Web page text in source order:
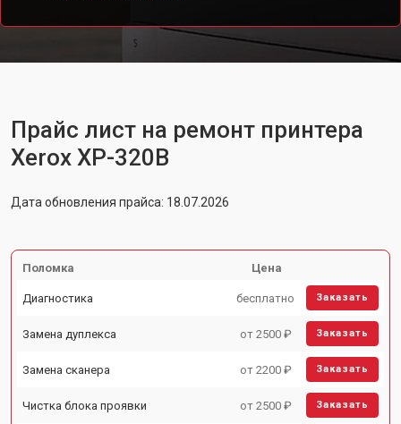
Прайс лист на ремонт принтера
Xerox XP-320B
Дата обновления прайса: 18.07.2026
Поломка Цена
Диагностика бесплатно Заказать
Замена дуплекса от 2500 ₽ Заказать
Замена сканера от 2200 ₽ Заказать
Чистка блока проявки от 2500 ₽ Заказать